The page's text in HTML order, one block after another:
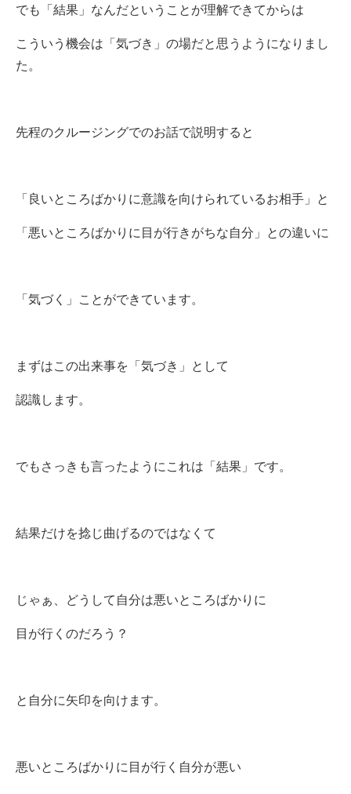
でも「結果」なんだということが理解できてからは
こういう機会は「気づき」の場だと思うようになりまし
た。
先程のクルージングでのお話で説明すると
「良いところばかりに意識を向けられているお相手」と
「悪いところばかりに目が行きがちな自分」との違いに
「気づく」ことができています。
まずはこの出来事を「気づき」として
認識します。
でもさっきも言ったようにこれは「結果」です。
結果だけを捻じ曲げるのではなくて
じゃぁ、どうして自分は悪いところばかりに
目が行くのだろう？
と自分に矢印を向けます。
悪いところばかりに目が行く自分が悪い